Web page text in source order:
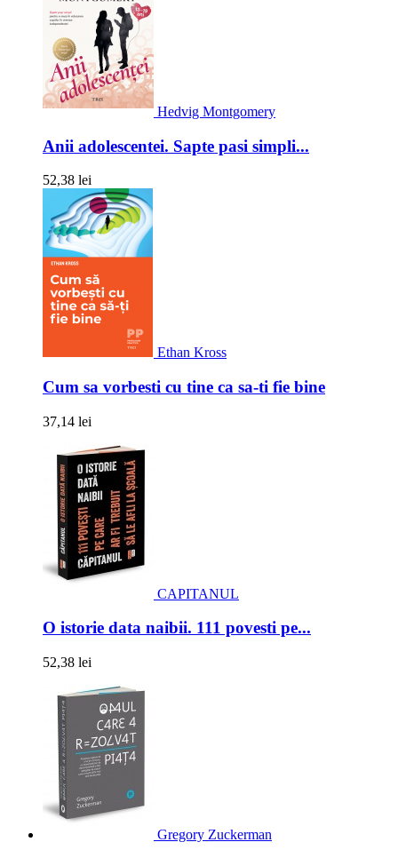
Hedvig Montgomery
Anii adolescentei. Sapte pasi simpli...
52,38 lei
Ethan Kross
Cum sa vorbesti cu tine ca sa-ti fie bine
37,14 lei
CAPITANUL
O istorie data naibii. 111 povesti pe...
52,38 lei
Gregory Zuckerman